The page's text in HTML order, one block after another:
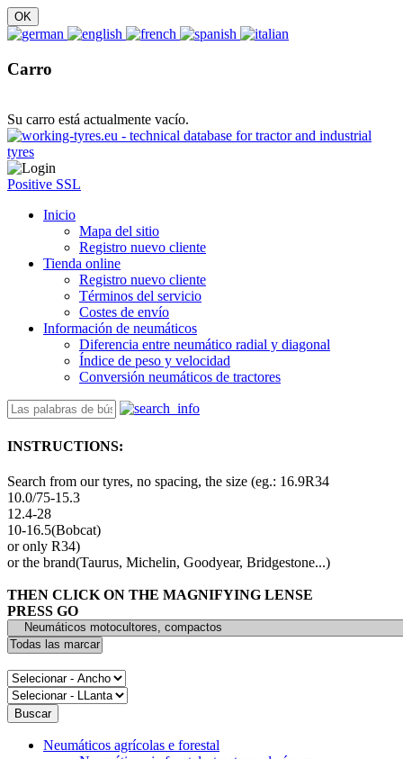
Carro
Su carro está actualmente vacío.
Positive SSL
Inicio
Mapa del sitio
Registro nuevo cliente
Tienda online
Registro nuevo cliente
Términos del servicio
Costes de envío
Información de neumáticos
Diferencia entre neumático radial y diagonal
Índice de peso y velocidad
Conversión neumáticos de tractores
INSTRUCTIONS:
Search from our tyres, no spacing, the size (eg.: 16.9R34
10.0/75-15.3
12.4-28
10-16.5(Bobcat)
or only R34)
or the brand(Taurus, Michelin, Goodyear, Bridgestone...)
THEN CLICK ON THE MAGNIFYING LENSE
PRESS GO
Neumáticos agrícolas e forestal